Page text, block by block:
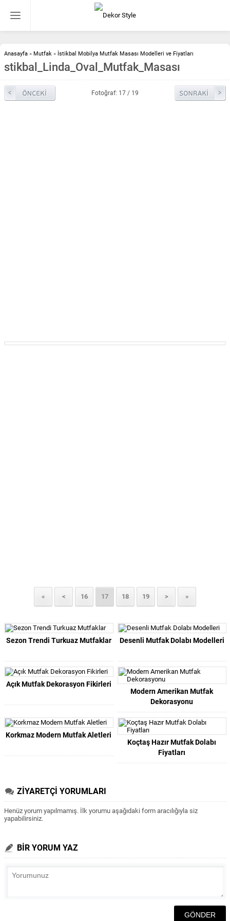
Anasayfa » Mutfak » İstikbal Mobilya Mutfak Masası Modelleri ve Fiyatları
stikbal_Linda_Oval_Mutfak_Masası
Fotoğraf: 17 / 19
« < 16 17 18 19 > »
Sezon Trendi Turkuaz Mutfaklar Desenli Mutfak Dolabı Modelleri
Açık Mutfak Dekorasyon Fikirleri
Modern Amerikan Mutfak
Dekorasyonu
Korkmaz Modern Mutfak Aletleri
Koçtaş Hazır Mutfak Dolabı
Fiyatları
ZİYARETÇİ YORUMLARI
Henüz yorum yapılmamış. İlk yorumu aşağıdaki form aracılığıyla siz
yapabilirsiniz.
BİR YORUM YAZ